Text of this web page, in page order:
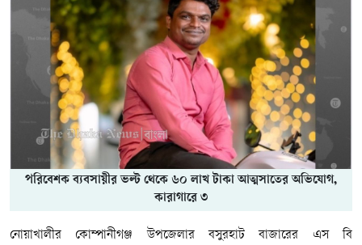
পরিবেশক ব্যবসায়ীর ভল্ট থেকে ৬০ লাখ টাকা আত্মসাতের অভিযোগ,
কারাগারে ৩
নোয়াখালীর কোম্পানীগঞ্জ উপজেলার বসুরহাট বাজারের এস বি